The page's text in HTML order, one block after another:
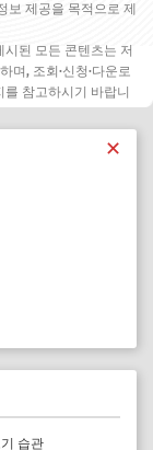
제공을 목적으로 제
된 모든 콘텐츠는 저
며, 조회·신청·다운로
참고하시기 바랍니
✕
습관